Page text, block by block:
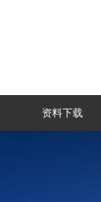
资料下载